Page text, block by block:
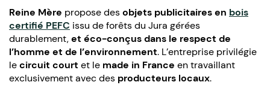
Reine Mère propose desobjets publicitaires en bois
certifié PEFC issu de forêts du Jura gérées
durablement,et éco-conçus dans le respect de
l’homme et de l’environnement. L’entreprise privilégie
lecircuit court et le made in France en travaillant
exclusivement avec des producteurs locaux.